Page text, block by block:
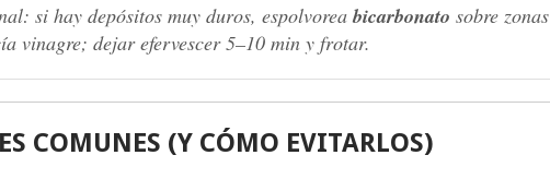
si hay depósitos muy duros, espolvoreabicarbonato sobre zonas
vinagre; dejar efervescer 5–10 min y frotar.
COMUNES (Y CÓMO EVITARLOS)